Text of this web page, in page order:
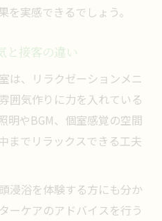
を実感できるでしょう。
と接客の違い
は、リラクゼーションメニ
囲気作りに力を入れている
明やBGM、個室感覚の空間
までリラックスできる工夫
浸浴を体験する方にも分か
ーケアのアドバイスを行う